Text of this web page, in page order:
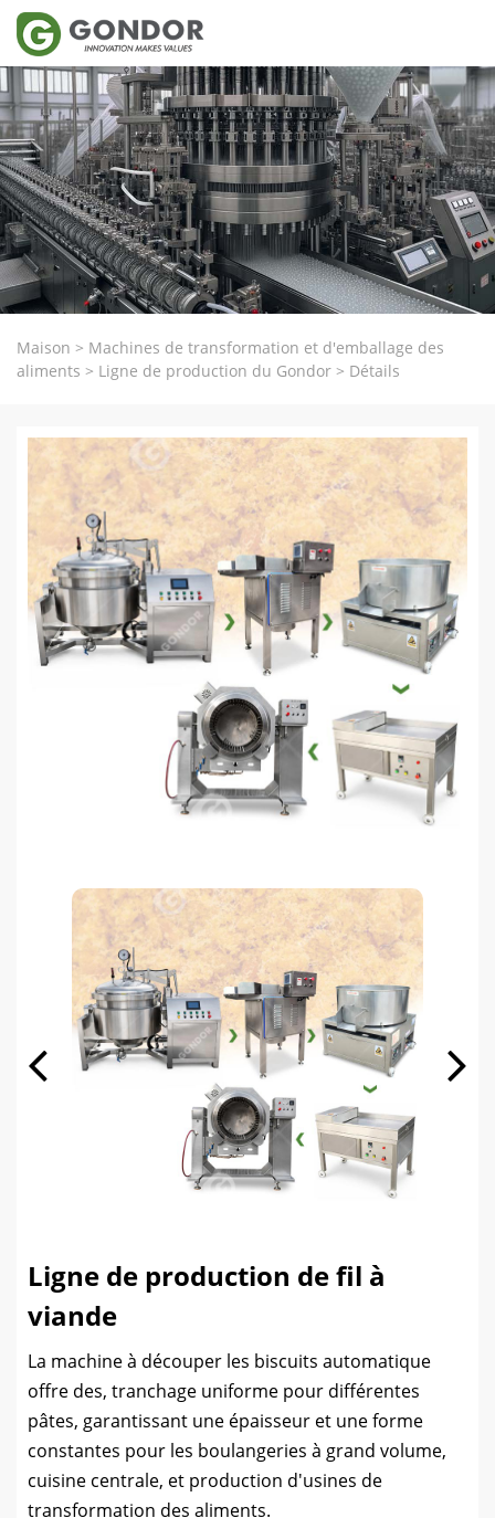
Maison > Machines de transformation et d'emballage des
aliments > Ligne de production du Gondor > Détails
Ligne de production de fil à
viande
La machine à découper les biscuits automatique
offre des, tranchage uniforme pour différentes
pâtes, garantissant une épaisseur et une forme
constantes pour les boulangeries à grand volume,
cuisine centrale, et production d'usines de
transformation des aliments.